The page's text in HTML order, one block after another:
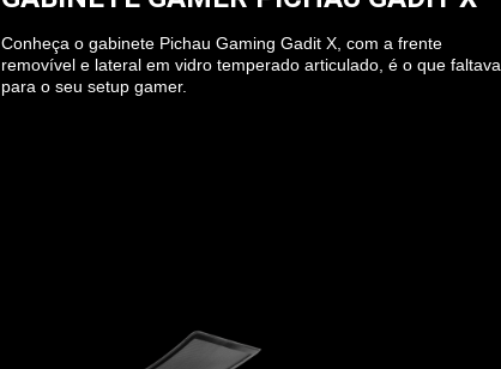
Conheça o gabinete Pichau Gaming Gadit X, com a frente
removível e lateral em vidro temperado articulado, é o que faltava
para o seu setup gamer.